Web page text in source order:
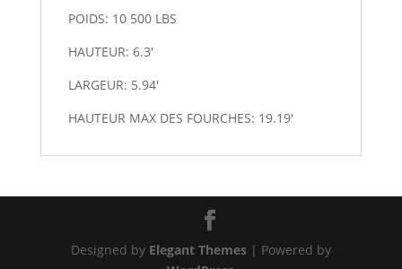
POIDS: 10 500 LBS
HAUTEUR: 6.3′
LARGEUR: 5.94′
HAUTEUR MAX DES FOURCHES: 19.19′
Designed by Elegant Themes| Powered by